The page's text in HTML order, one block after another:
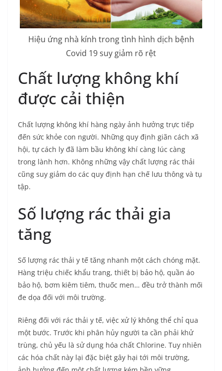
Hiệu ứng nhà kính trong tình hình dịch bệnh
Covid 19 suy giảm rõ rệt
Chất lượng không khí
được cải thiện
Chất lượng không khí hàng ngày ảnh hưởng trực tiếp
đến sức khỏe con người. Những quy định giãn cách xã
hội, tự cách ly đã làm bầu không khí càng lúc càng
trong lành hơn. Không những vậy chất lượng rác thải
cũng suy giảm do các quy định hạn chế lưu thông và tụ
tập.
Số lượng rác thải gia
tăng
Số lượng rác thải y tế tăng nhanh một cách chóng mặt.
Hàng triệu chiếc khẩu trang, thiết bị bảo hộ, quần áo
bảo hộ, bơm kiêm tiêm, thuốc men… đều trở thành mối
đe dọa đối với môi trường.
Riêng đối với rác thải y tế, việc xử lý không thể chỉ qua
một bước. Trước khi phân hủy người ta cần phải khử
trùng, chủ yếu là sử dụng hóa chất Chlorine. Tuy nhiên
các hóa chất này lại đặc biệt gây hại tới môi trường,